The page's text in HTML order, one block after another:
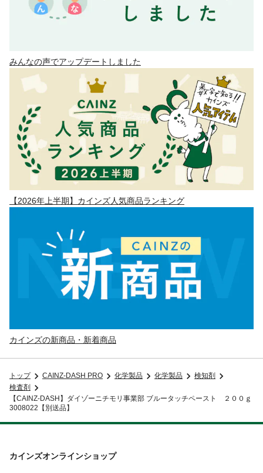
みんなの声でアップデートしました
【2026年上半期】カインズ人気商品ランキング
カインズの新商品・新着商品
トップ CAINZ-DASH PRO 化学製品 化学製品
検知剤
検査剤
【CAINZ-DASH】ダイゾーニチモリ事業部 ブルータッチペースト ２００ｇ
3008022【別送品】
カインズオンラインショップ